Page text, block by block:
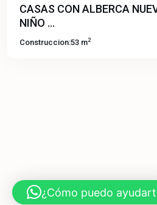
CASAS CON ALBERCA
NIÑO ...
Construccion:53 m2
¿Cómo puedo